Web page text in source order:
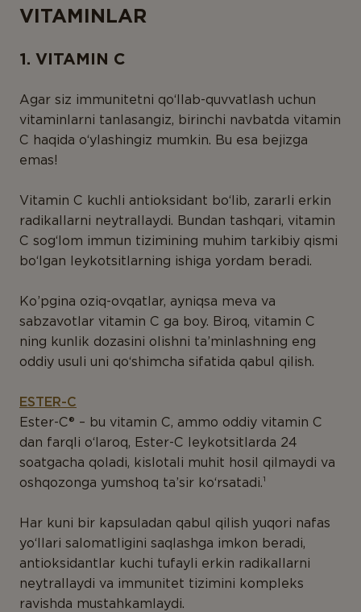
NING TURLARI
Fermentlar
Majmualar
Minerallar
Oqsillar va aminokislotalar
Probiotiklar
Vitaminlar
Yog‘ kislotalari
VITAMINLAR
1. VITAMIN C
Agar siz immunitetni qo‘llab-quvvatlash uchun
vitaminlarni tanlasangiz, birinchi navbatda vitamin
C haqida o‘ylashingiz mumkin. Bu esa bejizga
emas!
Vitamin C kuchli antioksidant bo‘lib, zararli erkin
radikallarni neytrallaydi. Bundan tashqari, vitamin
C sog‘lom immun tizimining muhim tarkibiy qismi
bo‘lgan leykotsitlarning ishiga yordam beradi.
Ko’pgina oziq-ovqatlar, ayniqsa meva va
sabzavotlar vitamin C ga boy. Biroq, vitamin C
ning kunlik dozasini olishni ta’minlashning eng
oddiy usuli uni qo‘shimcha sifatida qabul qilish.
ESTER-C
Ester-C® – bu vitamin C, ammo oddiy vitamin C
dan farqli o‘laroq, Ester-C leykotsitlarda 24
soatgacha qoladi, kislotali muhit hosil qilmaydi va
oshqozonga yumshoq ta’sir ko‘rsatadi.¹
Har kuni bir kapsuladan qabul qilish yuqori nafas
yo‘llari salomatligini saqlashga imkon beradi,
antioksidantlar kuchi tufayli erkin radikallarni
neytrallaydi va immunitet tizimini kompleks
ravishda mustahkamlaydi.